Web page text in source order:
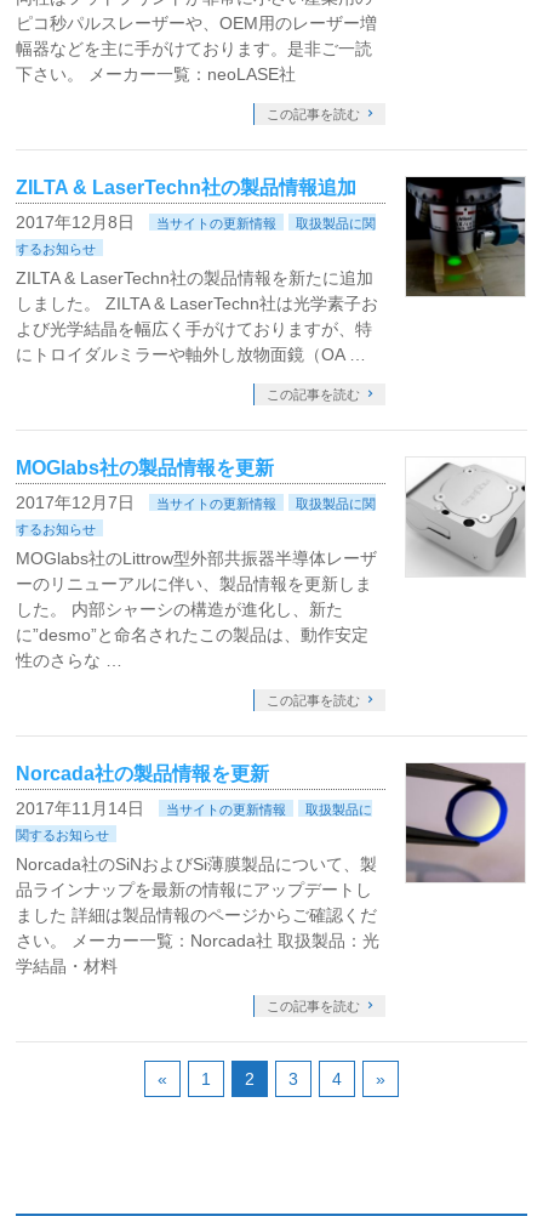
ピコ秒パルスレーザーや、OEM用のレーザー増
幅器などを主に手がけております。是非ご一読
下さい。 メーカー一覧：neoLASE社
この記事を読む
ZILTA & LaserTechn社の製品情報追加
2017年12月8日 当サイトの更新情報
取扱製品に関
するお知らせ
ZILTA & LaserTechn社の製品情報を新たに追加
しました。 ZILTA & LaserTechn社は光学素子お
よび光学結晶を幅広く手がけておりますが、特
にトロイダルミラーや軸外し放物面鏡（OA …
この記事を読む
MOGlabs社の製品情報を更新
2017年12月7日 当サイトの更新情報
取扱製品に関
するお知らせ
MOGlabs社のLittrow型外部共振器半導体レーザ
ーのリニューアルに伴い、製品情報を更新しま
した。 内部シャーシの構造が進化し、新た
に”desmo”と命名されたこの製品は、動作安定
性のさらな …
この記事を読む
Norcada社の製品情報を更新
2017年11月14日 当サイトの更新情報
取扱製品に
関するお知らせ
Norcada社のSiNおよびSi薄膜製品について、製
品ラインナップを最新の情報にアップデートし
ました 詳細は製品情報のページからご確認くだ
さい。 メーカー一覧：Norcada社 取扱製品：光
学結晶・材料
この記事を読む
« 1 2 3 4 »